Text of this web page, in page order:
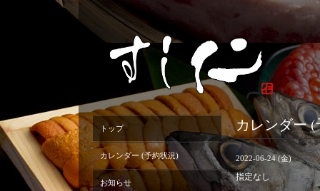
カレンダー
2022-06-24 (金)
指定なし
トップ
カレンダー (予約状況)
お知らせ